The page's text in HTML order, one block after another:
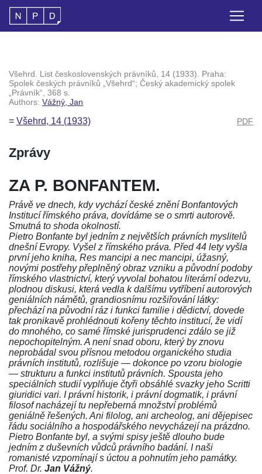
Všehrd. List československých právníků, 14 (1933). Praha:
Spolek českých právníků „Všehrd“; Český akademický spolek
„Právník“, 368 s.
Authors: Vážný, Jan
= Všehrd, 14 (1933) PDF
Zprávy
ZA P. BONFANTEM.
Právě ve dnech, kdy vychází české znění Bonfantových
Institucí římského práva, dovídáme se o smrti autorově.
Smutná to shoda okolností.
Pietro Bonfante byl jedním z největších právních myslitelů
dnešní Evropy. Vyšel z římského práva. Před 44 lety vyšla
první jeho kniha, Res mancipi a nec mancipi, úžasný,
novými postřehy přeplněný obraz vzniku a původní podoby
římského vlastnictví, který vyvolal bohatou literární odezvu,
plodnou diskusi, která vedla k dalšímu vytříbení autorových
geniálních námětů, grandiosnímu rozšiřování látky:
přechází na původní ráz i funkci familie i dědictví, dovede
tak pronikavě prohlédnouti kořeny těchto institucí, že vidí
do mnohého, co samé římské jurisprudenci zdálo se již
nepochopitelným. A není snad oboru, který by znovu
neprobádal svou přísnou metodou organického studia
právních institutů, rozlišuje — dokonce po vzoru biologie
— strukturu a funkci institutů právních. Spousta jeho
speciálních studií vyplňuje čtyři obsáhlé svazky jeho Scritti
giuridici vari. I právní historik, i právní dogmatik, i právní
filosof nacházejí tu nepřeberná množství problémů
geniálně řešených. Ani filolog, ani archeolog, ani dějepisec
řádu sociálního a hospodářského nevycházejí na prázdno.
Pietro Bonfante byl, a svými spisy ještě dlouho bude
jedním z duševních vůdců právního badání. I naši
romanisté vzpomínají s úctou a pohnutím jeho památky.
Prof. Dr. Jan Vážný.